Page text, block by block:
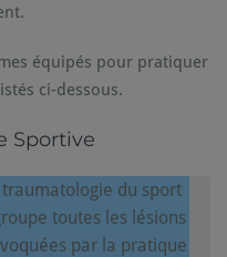
équipés pour pratiquer
ci-dessous.
Sportive
traumatologie du sport
toutes les lésions
par la pratique